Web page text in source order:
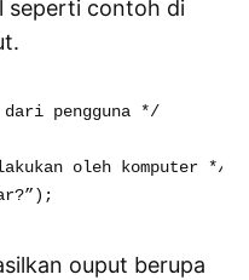
seperti contoh di
pengguna */
oleh komputer */
ouput berupa